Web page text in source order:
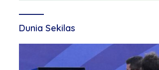
Dunia Sekilas